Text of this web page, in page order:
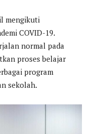
mengikuti
COVID-19.
normal pada
proses belajar
program
sekolah.